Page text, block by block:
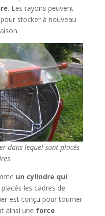
. Les rayons peuvent
stocker à nouveau
dans lequel sont placés
un cylindre qui
les cadres de
est conçu pour tourner
ainsi une force